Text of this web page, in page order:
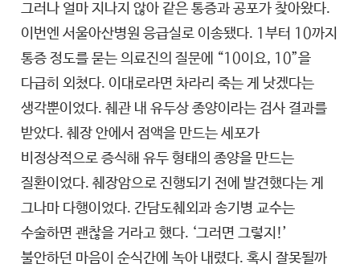
그러나 얼마 지나지 않아 같은 통증과 공포가 찾아왔다.
이번엔 서울아산병원 응급실로 이송됐다. 1부터 10까지
통증 정도를 묻는 의료진의 질문에 “10이요, 10”을
다급히 외쳤다. 이대로라면 차라리 죽는 게 낫겠다는
생각뿐이었다. 췌관 내 유두상 종양이라는 검사 결과를
받았다. 췌장 안에서 점액을 만드는 세포가
비정상적으로 증식해 유두 형태의 종양을 만드는
질환이었다. 췌장암으로 진행되기 전에 발견했다는 게
그나마 다행이었다. 간담도췌외과 송기병 교수는
수술하면 괜찮을 거라고 했다. ‘그러면 그렇지!’
불안하던 마음이 순식간에 녹아 내렸다. 혹시 잘못될까